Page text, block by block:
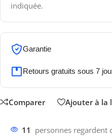
indiquée.
Garantie
Retours gratuits sous 7
Comparer Ajouter à la
11 personnes regardent